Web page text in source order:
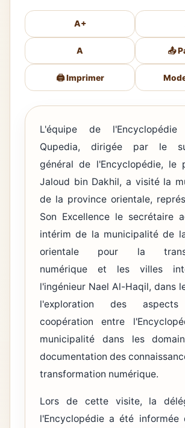
A+
A 📤
🖨️ Imprimer
L'équipe de l'Encyclopédie
Qupedia, dirigée par le
général de l'Encyclopédie, le
Jaloud bin Dakhil, a visité la
de la province orientale,
Son Excellence le secrétaire
intérim de la municipalité de
orientale pour la
numérique et les villes
l'ingénieur Nael Al-Haqil, dans
l'exploration des
coopération entre
municipalité dans les
documentation des
transformation numérique.
Lors de cette visite, la
l'Encyclopédie a été informée